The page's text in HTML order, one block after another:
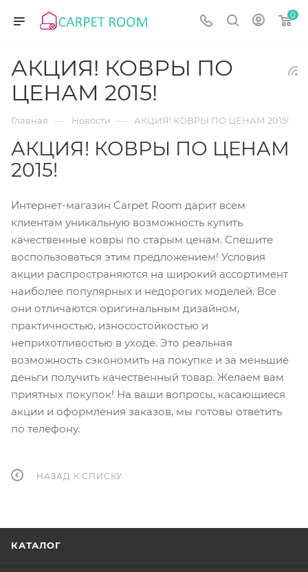
0
АКЦИЯ! КОВРЫ ПО
ЦЕНАМ 2015!
Главная — Новости — АКЦИЯ! КОВРЫ ПО ЦЕНАМ 2015!
АКЦИЯ! КОВРЫ ПО ЦЕНАМ
2015!
Интернет-магазин Carpet Room дарит всем
клиентам уникальную возможность купить
качественные ковры по старым ценам. Спешите
воспользоваться этим предложением! Условия
акции распространяются на широкий ассортимент
наиболее популярных и недорогих моделей. Все
они отличаются оригинальным дизайном,
практичностью, износостойкостью и
неприхотливостью в уходе. Это реальная
возможность сэкономить на покупке и за меньшие
деньги получить качественный товар. Желаем вам
приятных покупок! На ваши вопросы, касающиеся
акции и оформления заказов, мы готовы ответить
по телефону.
НАЗАД К СПИСКУ
КАТАЛОГ